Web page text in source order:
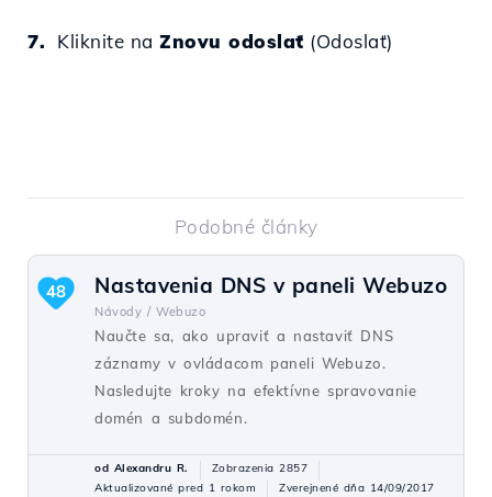
7. Kliknite na Znovu odoslať (Odoslať)
Podobné články
Nastavenia DNS v paneli Webuzo
Návody / Webuzo
Naučte sa, ako upraviť a nastaviť DNS
záznamy v ovládacom paneli Webuzo.
Nasledujte kroky na efektívne spravovanie
domén a subdomén.
48
od Alexandru R.
Zobrazenia 2857
Aktualizované pred 1 rokom
Zverejnené dňa 14/09/2017